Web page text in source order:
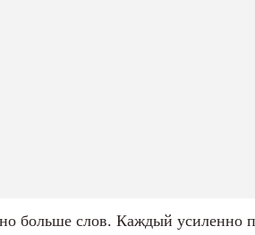
больше слов. Каждый усиленно